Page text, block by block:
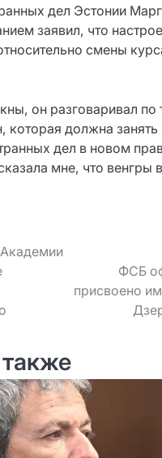
дел Эстонии
заявил, что
смены
он разговаривал по
которая должна занять
дел в новом
мне, что венгры
ФСБ
присвоено